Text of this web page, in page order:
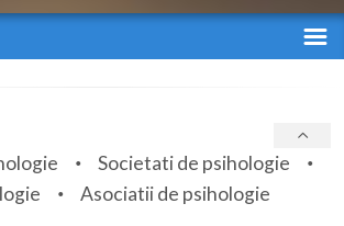
Societati de psihologie
Asociatii de psihologie